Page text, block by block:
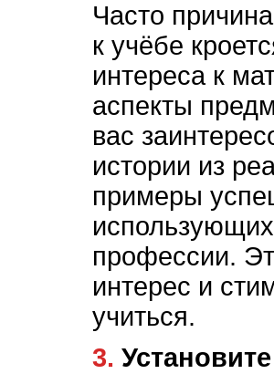
Часто
к учёбе
интереса к
аспекты
вас
истории из
примеры
профессии.
интерес и
учиться.
3.